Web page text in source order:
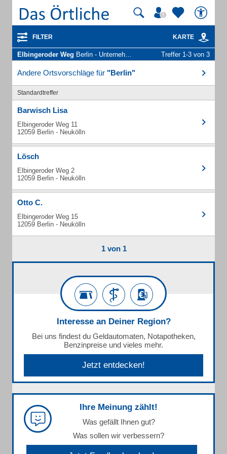
FILTER KARTE
Elbingeroder Weg Berlin - Unternehmen und Personen Treffer 1-3 von 3
Andere Ortsvorschläge für "Berlin"
Standardtreffer
Barwisch Lisa
Elbingeroder Weg 11
12059 Berlin - Neukölln
Lösch
Elbingeroder Weg 2
12059 Berlin - Neukölln
Otto C.
Elbingeroder Weg 15
12059 Berlin - Neukölln
1 von 1
Interesse an Deiner Region?
Bei uns findest du Geldautomaten, Notapotheken,
Benzinpreise und vieles mehr.
Jetzt entdecken!
Ihre Meinung zählt!
Was gefällt Ihnen gut?
Was sollen wir verbessern?